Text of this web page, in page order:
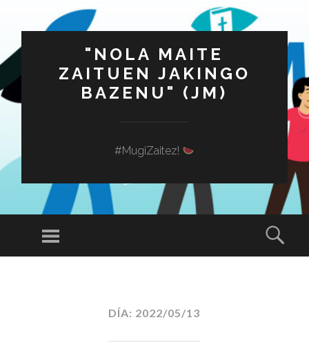
"NOLA MAITE
ZAITUEN JAKINGO
BAZENU" (JM)
#MugiZaitez!
Menú
DÍA: 2022/05/13